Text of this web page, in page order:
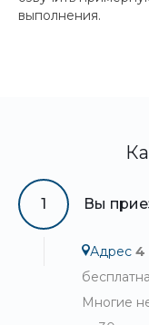
выполнения.
1 Вы
Адрес 4
Многие